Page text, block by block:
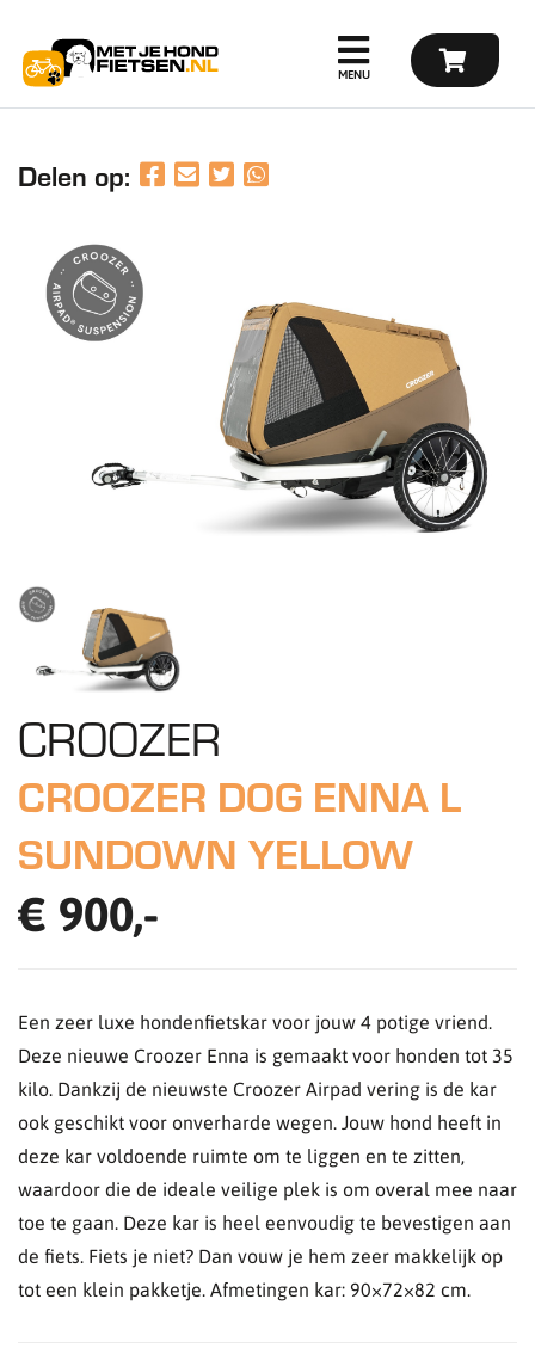
Delen op:
CROOZER
CROOZER DOG ENNA L
SUNDOWN YELLOW
€ 900,-
Een zeer luxe hondenfietskar voor jouw 4 potige vriend.
Deze nieuwe Croozer Enna is gemaakt voor honden tot 35
kilo. Dankzij de nieuwste Croozer Airpad vering is de kar
ook geschikt voor onverharde wegen. Jouw hond heeft in
deze kar voldoende ruimte om te liggen en te zitten,
waardoor die de ideale veilige plek is om overal mee naar
toe te gaan. Deze kar is heel eenvoudig te bevestigen aan
de fiets. Fiets je niet? Dan vouw je hem zeer makkelijk op
tot een klein pakketje. Afmetingen kar: 90×72×82 cm.